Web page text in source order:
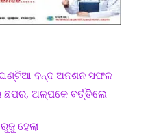
ବନ୍ଦ ଅନଶନ ସଫଳ
ଛପର, ଅଳ୍ପକେ ବର୍ତ୍ତିଲେ
ହେଲା